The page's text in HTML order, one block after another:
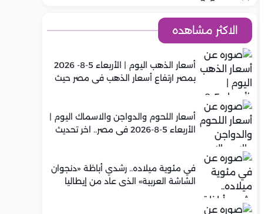
الاكثر مشاهده
أسعار الذهب اليوم | الأربعاء 5-8- 2026
بمصر ارتفاع أسعار الذهب في مصر حيث
أسعار اللحوم والدواجن والاسماك اليوم |
الأربعاء 5-8-2026 في مصر.. اخر تحديث
في مئوية ميلاده.. رشدي أباظة «دنجوان
الشاشة العربية» الذي عاد من إيطاليا